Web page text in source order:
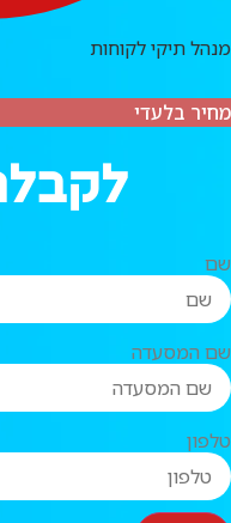
מנהל תיקי לקוחות
מחיר בלעדי
שם
שם המסעדה
טלפון